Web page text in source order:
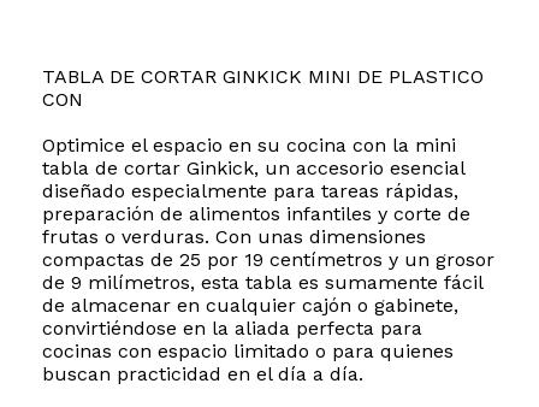
TABLA DE CORTAR GINKICK MINI DE PLASTICO
CON
Optimice el espacio en su cocina con la mini
tabla de cortar Ginkick, un accesorio esencial
diseñado especialmente para tareas rápidas,
preparación de alimentos infantiles y corte de
frutas o verduras. Con unas dimensiones
compactas de 25 por 19 centímetros y un grosor
de 9 milímetros, esta tabla es sumamente fácil
de almacenar en cualquier cajón o gabinete,
convirtiéndose en la aliada perfecta para
cocinas con espacio limitado o para quienes
buscan practicidad en el día a día.